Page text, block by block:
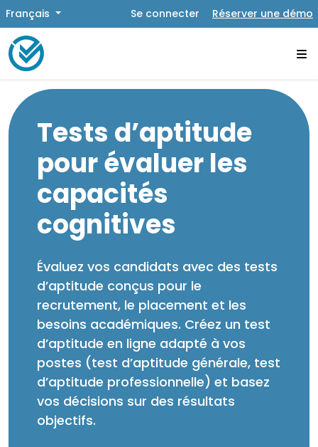
Français Se connecter Réserver une démo
Tests d’aptitude
pour évaluer les
capacités
cognitives
Évaluez vos candidats avec des tests
d’aptitude conçus pour le
recrutement, le placement et les
besoins académiques. Créez un test
d’aptitude en ligne adapté à vos
postes (test d’aptitude générale, test
d’aptitude professionnelle) et basez
vos décisions sur des résultats
objectifs.